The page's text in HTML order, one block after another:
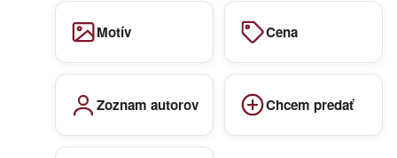
Motív Cena
Zoznam autorov Chcem predať